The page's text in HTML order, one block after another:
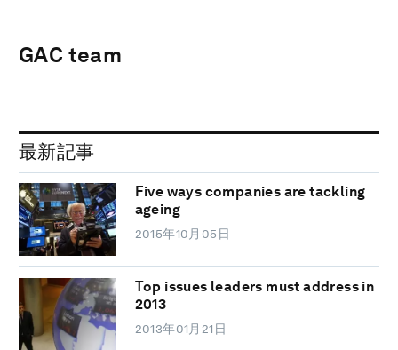
GAC team
最新記事
Five ways companies are tackling
ageing
2015年10月05日
Top issues leaders must address in
2013
2013年01月21日